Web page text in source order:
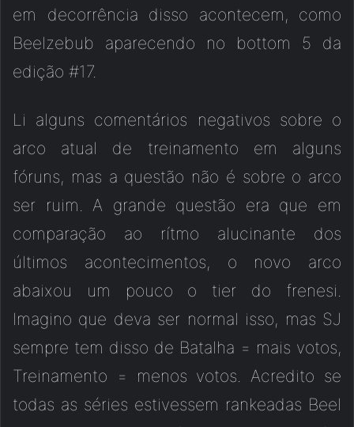
em decorrência disso acontecem, como
Beelzebub aparecendo no bottom 5 da
edição #17.
Li alguns comentários negativos sobre o
arco atual de treinamento em alguns
fóruns, mas a questão não é sobre o arco
ser ruim. A grande questão era que em
comparação ao rítmo alucinante dos
últimos acontecimentos, o novo arco
abaixou um pouco o tier do frenesi.
Imagino que deva ser normal isso, mas SJ
sempre tem disso de Batalha = mais votos,
Treinamento = menos votos. Acredito se
todas as séries estivessem rankeadas Beel